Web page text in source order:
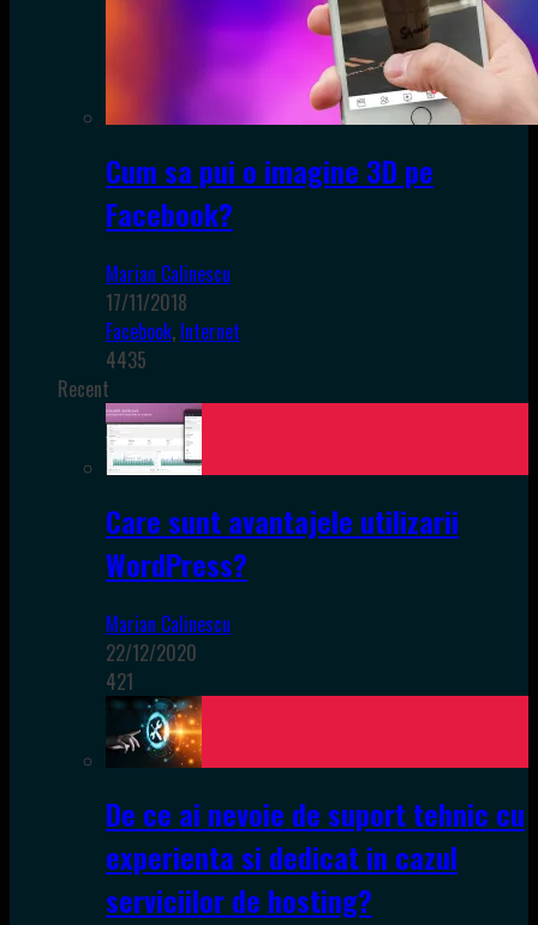
Cum sa pui o imagine 3D pe
Facebook?
Marian Calinescu
17/11/2018
Facebook, Internet
4435
Recent
Care sunt avantajele utilizarii
WordPress?
Marian Calinescu
22/12/2020
421
De ce ai nevoie de suport tehnic cu
experienta si dedicat in cazul
serviciilor de hosting?